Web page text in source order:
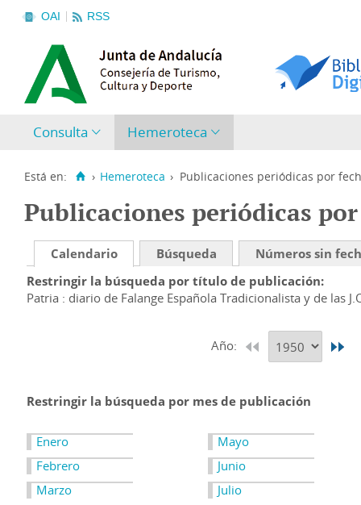
OAI RSS
Consulta Hemeroteca
Está en: › Hemeroteca › Publicaciones periódicas por
Publicaciones periódicas
Calendario Búsqueda
Números sin
Restringir la búsqueda por título de publicación
Patria : diario de Falange Española Tradicionalista y de las
Año:
Restringir la búsqueda por mes de publicación
Enero
Febrero
Marzo
Mayo
Junio
Julio